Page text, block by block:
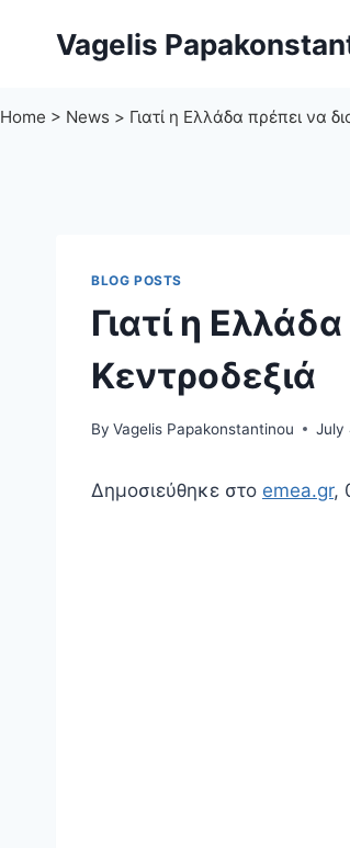
Vagelis
Home > News > Γιατί η Ελλάδα πρέπει να
BLOG POSTS
Γιατί η
Κεντροδεξιά
By Vagelis Papakonstantinou July
Δημοσιεύθηκε στο emea.gr,